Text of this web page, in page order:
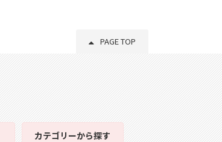
PAGE TOP
カテゴリーから探す